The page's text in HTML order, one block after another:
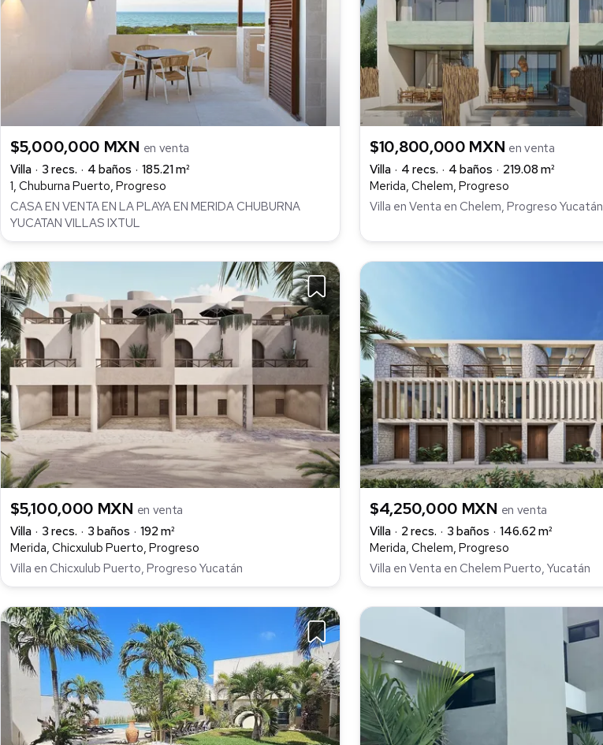
$5,000,000 MXN en venta
Villa
3 recs. 4 baños
185.21 m²
1, Chuburna Puerto, Progreso
CASA EN VENTA EN LA PLAYA EN MERIDA CHUBURNA
YUCATAN VILLAS IXTUL
$10,800,000 MXN en venta
Villa
4 recs. 4 baños
219.08 m²
Merida, Chelem, Progreso
Villa en Venta en Chelem, Progreso Yucatán
$5,100,000 MXN en venta
Villa
3 recs. 3 baños
192 m²
Merida, Chicxulub Puerto, Progreso
Villa en Chicxulub Puerto, Progreso Yucatán
$4,250,000 MXN en venta
Villa
2 recs. 3 baños
146.62 m²
Merida, Chelem, Progreso
Villa en Venta en Chelem Puerto, Yucatán